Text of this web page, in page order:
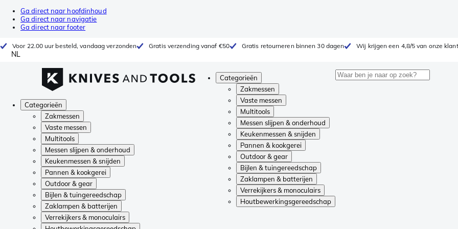
Ga direct naar hoofdinhoud
Ga direct naar navigatie
Ga direct naar footer
Voor 22.00 uur besteld, vandaag verzonden Gratis verzending vanaf €50 Gratis retourneren binnen 30 dagen Wij krijgen een 4,8/5 van onze
NL
Categorieën
Zakmessen
Vaste messen
Multitools
Messen slijpen & onderhoud
Keukenmessen & snijden
Pannen & kookgerei
Outdoor & gear
Bijlen & tuingereedschap
Zaklampen & batterijen
Verrekijkers & monoculairs
Houtbewerkingsgereedschap
Categorieën
Zakmessen
Vaste messen
Multitools
Messen slijpen & onderhoud
Keukenmessen & snijden
Pannen & kookgerei
Outdoor & gear
Bijlen & tuingereedschap
Zaklampen & batterijen
Verrekijkers & monoculairs